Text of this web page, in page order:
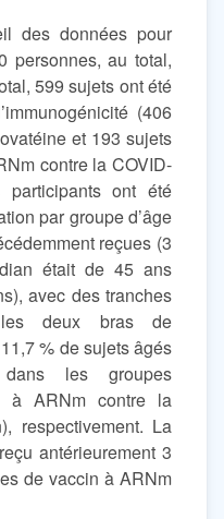
des données pour
personnes, au total,
599 sujets ont été
(406
et 193 sujets
contre la COVID-
participants ont été
par groupe d’âge
reçues (3
était de 45 ans
avec des tranches
les deux bras de
% de sujets âgés
les groupes
à ARNm contre la
respectivement. La
antérieurement 3
de vaccin à ARNm